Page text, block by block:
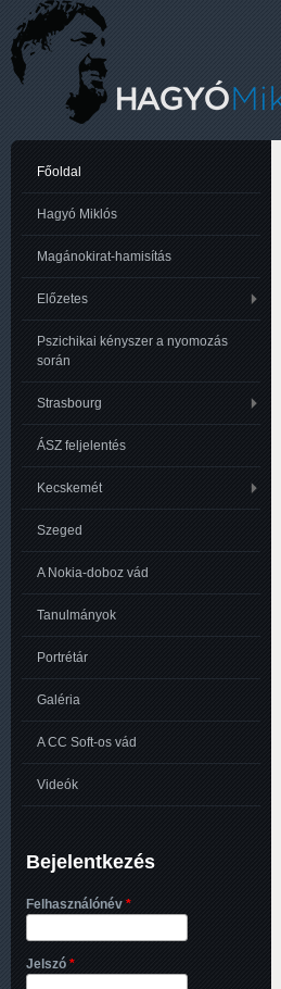
Főoldal
Hagyó Miklós
Magánokirat-hamisítás
Előzetes
Pszichikai kényszer a nyomozás
során
Strasbourg
ÁSZ feljelentés
Kecskemét
Szeged
A Nokia-doboz vád
Tanulmányok
Portrétár
Galéria
A CC Soft-os vád
Videók
Bejelentkezés
Felhasználónév *
Jelszó *